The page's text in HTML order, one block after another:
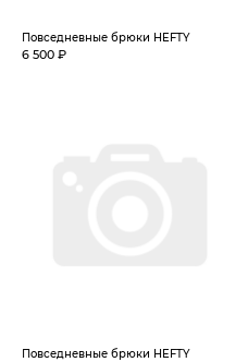
Повседневные брюки HEFTY
6 500 ₽
Повседневные брюки HEFTY